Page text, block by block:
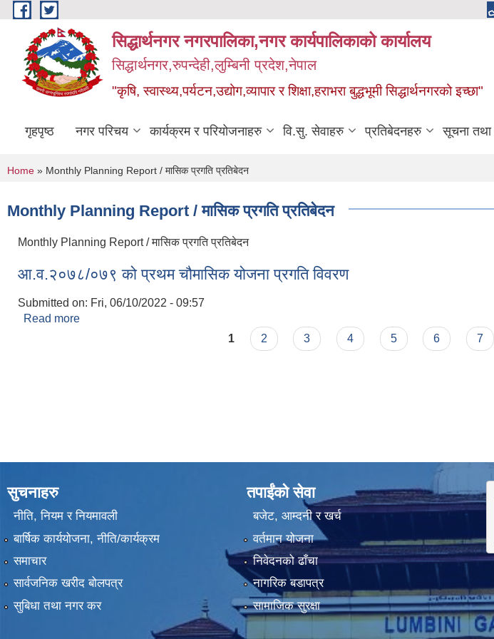
Skip to main content
सिद्धार्थनगर नगरपालिका,नगर कार्यपालिकाको कार्यालय
सिद्धार्थनगर,रुपन्देही,लुम्बिनी प्रदेश,नेपाल
"कृषि, स्वास्थ्य,पर्यटन,उद्योग,व्यापार र शिक्षा,हराभरा बुद्धभूमी सिद्धार्थनगरको इच्छा"
गृहपृष्ठ नगर परिचय कार्यक्रम र परियोजनाहरु वि.सु. सेवाहरु प्रतिबेदनहरु सूचना तथा
You are here
Home » Monthly Planning Report / मासिक प्रगति प्रतिबेदन
Monthly Planning Report / मासिक प्रगति प्रतिबेदन
Monthly Planning Report / मासिक प्रगति प्रतिबेदन
आ.व.२०७८/०७९ को प्रथम चौमासिक योजना प्रगति विवरण
Submitted on: Fri, 06/10/2022 - 09:57
Read more
1 2 3 4 5 6 7
सुचनाहरु
नीति, नियम र नियमावली
बार्षिक कार्ययोजना, नीति/कार्यक्रम
समाचार
सार्वजनिक खरीद बोलपत्र
सुबिधा तथा नगर कर
तपाईंको सेवा
बजेट, आम्दनी र खर्च
वर्तमान योजना
निवेदनको ढाँचा
नागरिक बडापत्र
सामाजिक सुरक्षा